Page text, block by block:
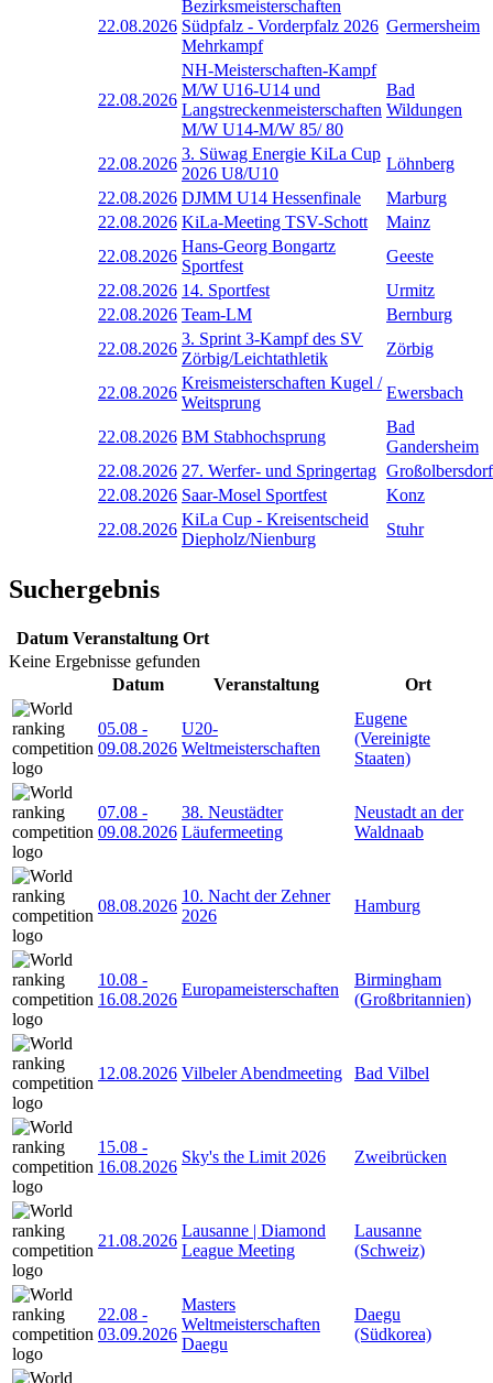
22.08.2026
Bezirksmeisterschaften
Südpfalz - Vorderpfalz 2026
Mehrkampf
Germersheim
22.08.2026
NH-Meisterschaften-Kampf
M/W U16-U14 und
Langstreckenmeisterschaften
M/W U14-M/W 85/ 80
Bad
Wildungen
22.08.2026
3. Süwag Energie KiLa Cup
2026 U8/U10
Löhnberg
22.08.2026 DJMM U14 Hessenfinale
Marburg
22.08.2026 KiLa-Meeting TSV-Schott
Mainz
22.08.2026
Hans-Georg Bongartz
Sportfest
Geeste
22.08.2026 14. Sportfest
Urmitz
22.08.2026 Team-LM
Bernburg
22.08.2026
3. Sprint 3-Kampf des SV
Zörbig/Leichtathletik
Zörbig
22.08.2026
Kreismeisterschaften Kugel /
Weitsprung
Ewersbach
22.08.2026 BM Stabhochsprung
Bad
Gandersheim
22.08.2026 27. Werfer- und Springertag Großolbersdorf
22.08.2026 Saar-Mosel Sportfest
Konz
22.08.2026
KiLa Cup - Kreisentscheid
Diepholz/Nienburg
Stuhr
Suchergebnis
Datum Veranstaltung Ort
Keine Ergebnisse gefunden
Datum
Veranstaltung Ort
05.08 -
09.08.2026
U20-
Weltmeisterschaften
Eugene
(Vereinigte
Staaten)
07.08 -
09.08.2026
38. Neustädter
Läufermeeting
Neustadt an der
Waldnaab
08.08.2026
10. Nacht der Zehner
2026
Hamburg
10.08 -
16.08.2026
Europameisterschaften
Birmingham
(Großbritannien)
12.08.2026 Vilbeler Abendmeeting Bad Vilbel
15.08 -
16.08.2026
Sky's the Limit 2026 Zweibrücken
21.08.2026
Lausanne | Diamond
League Meeting
Lausanne
(Schweiz)
22.08 -
03.09.2026
Masters
Weltmeisterschaften
Daegu
Daegu
(Südkorea)